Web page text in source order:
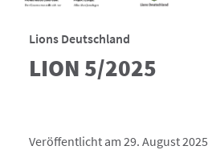
Lions Deutschland
LION 5/2025
Veröffentlicht am 29. August 2025